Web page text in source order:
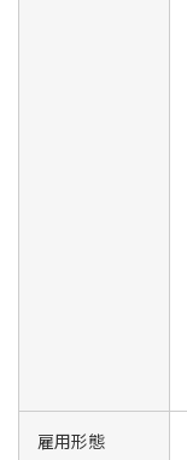
雇用形態